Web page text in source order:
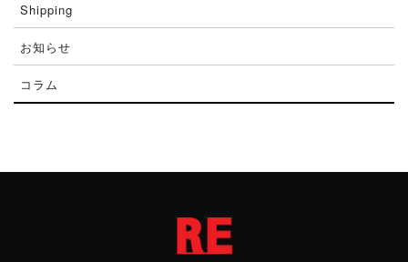
Shipping
お知らせ
コラム